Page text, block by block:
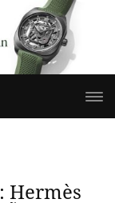
Hermès